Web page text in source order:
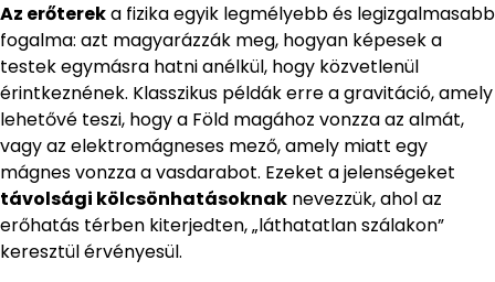
Az erőtereka fizika egyik legmélyebb és legizgalmasabb
fogalma: azt magyarázzák meg, hogyan képesek a
testek egymásra hatni anélkül, hogy közvetlenül
érintkeznének. Klasszikus példák erre a gravitáció, amely
lehetővé teszi, hogy a Föld magához vonzza az almát,
vagy az elektromágneses mező, amely miatt egy
mágnes vonzza a vasdarabot. Ezeket a jelenségeket
távolsági kölcsönhatásoknak nevezzük, ahol az
erőhatás térben kiterjedten, „láthatatlan szálakon”
keresztül érvényesül.